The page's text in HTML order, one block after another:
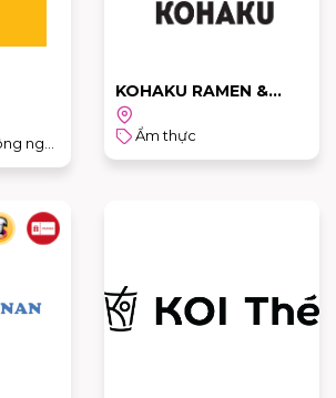
Đồ gia dụng, Công nghệ & Sản phẩm cho trẻ em
KOHAKU RAMEN &
UDON
Ẩm thực